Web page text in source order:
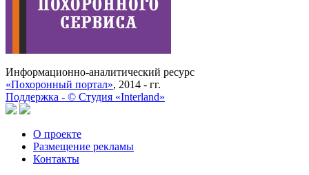
Информационно-аналитический ресурс
«Похоронный портал», 2014 - гг.
Поддержка - © Cтудия «Interland»
О проекте
Размещение рекламы
Контакты